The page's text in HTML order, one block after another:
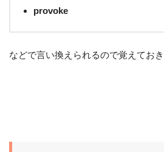
provoke
などで言い換えられるので覚えておき